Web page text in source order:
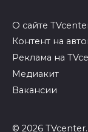
О сайте
Контент на
Реклама на
Медиакит
Вакансии
© 2026